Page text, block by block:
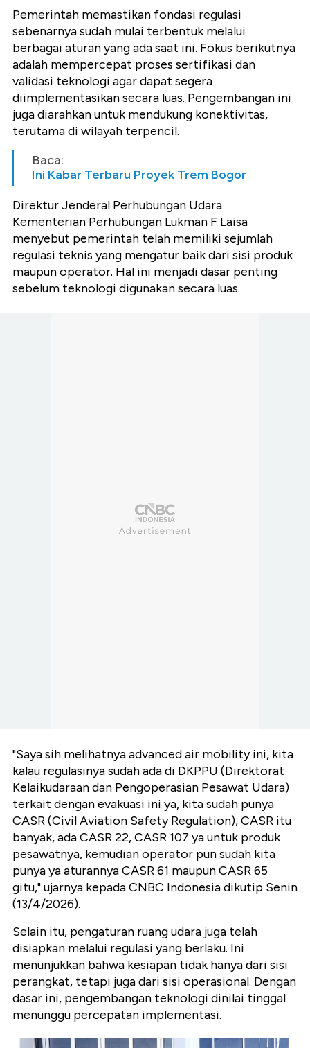
Pemerintah memastikan fondasi regulasi
sebenarnya sudah mulai terbentuk melalui
berbagai aturan yang ada saat ini. Fokus berikutnya
adalah mempercepat proses sertifikasi dan
validasi teknologi agar dapat segera
diimplementasikan secara luas. Pengembangan ini
juga diarahkan untuk mendukung konektivitas,
terutama di wilayah terpencil.
Baca:
Ini Kabar Terbaru Proyek Trem Bogor
Direktur Jenderal Perhubungan Udara
Kementerian Perhubungan Lukman F Laisa
menyebut pemerintah telah memiliki sejumlah
regulasi teknis yang mengatur baik dari sisi produk
maupun operator. Hal ini menjadi dasar penting
sebelum teknologi digunakan secara luas.
"Saya sih melihatnya advanced air mobility ini, kita
kalau regulasinya sudah ada di DKPPU (Direktorat
Kelaikudaraan dan Pengoperasian Pesawat Udara)
terkait dengan evakuasi ini ya, kita sudah punya
CASR (Civil Aviation Safety Regulation), CASR itu
banyak, ada CASR 22, CASR 107 ya untuk produk
pesawatnya, kemudian operator pun sudah kita
punya ya aturannya CASR 61 maupun CASR 65
gitu," ujarnya kepada CNBC Indonesia dikutip Senin
(13/4/2026).
Selain itu, pengaturan ruang udara juga telah
disiapkan melalui regulasi yang berlaku. Ini
menunjukkan bahwa kesiapan tidak hanya dari sisi
perangkat, tetapi juga dari sisi operasional. Dengan
dasar ini, pengembangan teknologi dinilai tinggal
menunggu percepatan implementasi.